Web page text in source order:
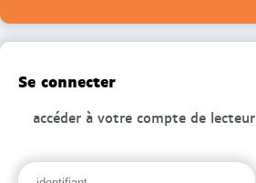
Se connecter
accéder à votre compte de lecteur